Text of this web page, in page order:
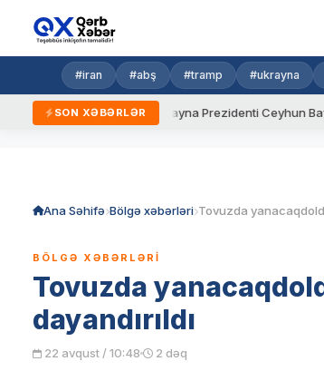
#iran #abş #tramp #ukrayna
SON XƏBƏRLƏR
Ukrayna Prezidenti Ceyhun Bayramovu
Ana Səhifə Bölgə xəbərləri
BÖLGƏ XƏBƏRLƏRI
Tovuzda
dayandırıldı
22 avqust / 10:48 2 dəq